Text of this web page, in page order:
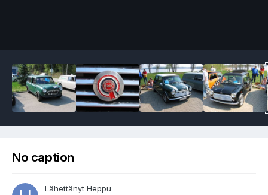
No caption
Lähettänyt Heppu